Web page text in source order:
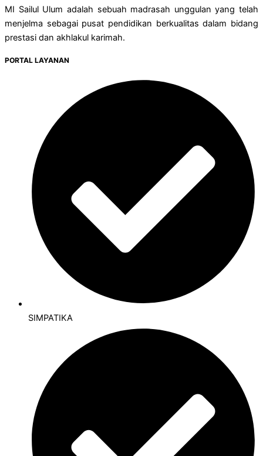
MI Sailul Ulum adalah sebuah madrasah unggulan yang telah
menjelma sebagai pusat pendidikan berkualitas dalam bidang
prestasi dan akhlakul karimah.
PORTAL LAYANAN
SIMPATIKA